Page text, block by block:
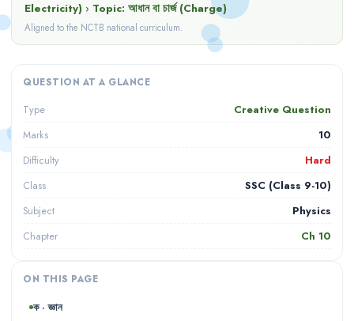
Electricity) › Topic: আধান বা চার্জ (Charge)
Aligned to the NCTB national curriculum.
QUESTION AT A GLANCE
Type Creative Question
Marks 10
Difficulty Hard
Class SSC (Class 9-10)
Subject Physics
Chapter Ch 10
ON THIS PAGE
ক · জ্ঞান